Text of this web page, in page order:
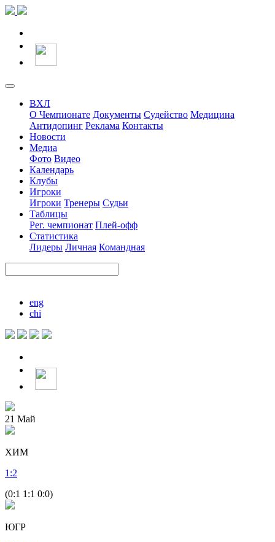
ВХЛ
О Чемпионате Документы Судейство Медицина
Антидопинг Реклама Контакты
Новости
Медиа
Фото Видео
Календарь
Клубы
Игроки
Игроки Тренеры Судьи
Таблицы
Рег. чемпионат Плей-офф
Статистика
Лидеры Личная Командная
eng
chi
21 Май
ХИМ
1 :2
(0:1 1:1 0:0)
ЮГР